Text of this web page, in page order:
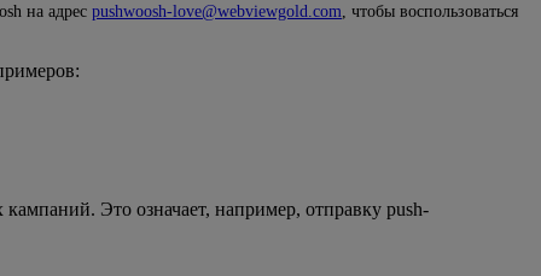
на адрес pushwoosh-love@webviewgold.com , чтобы воспользоваться
Это означает, например, отправку push-